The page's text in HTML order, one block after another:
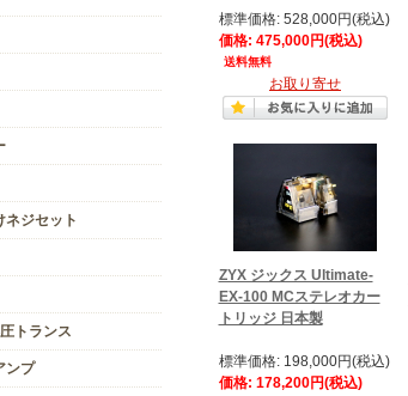
ネジセット
トランス
ンプ
標準価格: 528,000円(税込)
価格: 475,000円(税込)
送料無料
お取り寄せ
ZYX ジックス Ultimate-
EX-100 MCステレオカー
トリッジ 日本製
標準価格: 198,000円(税込)
価格: 178,200円(税込)